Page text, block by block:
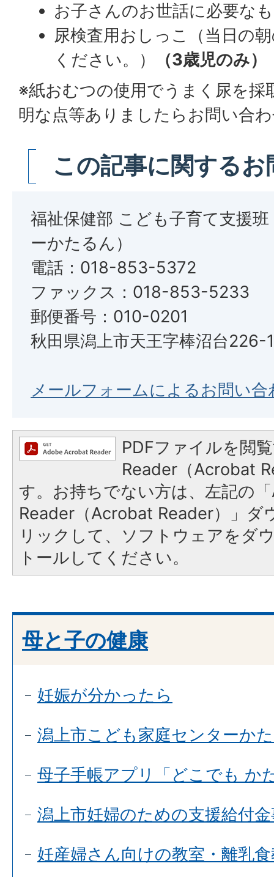
お子さんのお世話に必要な
尿検査用おしっこ（当日の
ください。）
（3歳児のみ）
※紙おむつの使用でうまく尿を採
明な点等ありましたらお問い合
この記事に関する
福祉保健部 こども子育て支援
ーかたるん）
電話：018-853-5372
ファックス：018-853-5233
郵便番号：010-0201
秋田県潟上市天王字棒沼台226-1
メールフォームによるお問い合
PDFファイルを閲
Reader（Acrobat
す。お持ちでない方は、左記の
Reader（Acrobat Reader）」ダ
リックして、ソフトウェアをダ
トールしてください。
母と子の健康
妊娠が分かったら
潟上市こども家庭センターか
母子手帳アプリ「どこでも か
潟上市妊婦のための支援給付
妊産婦さん向けの教室・離乳